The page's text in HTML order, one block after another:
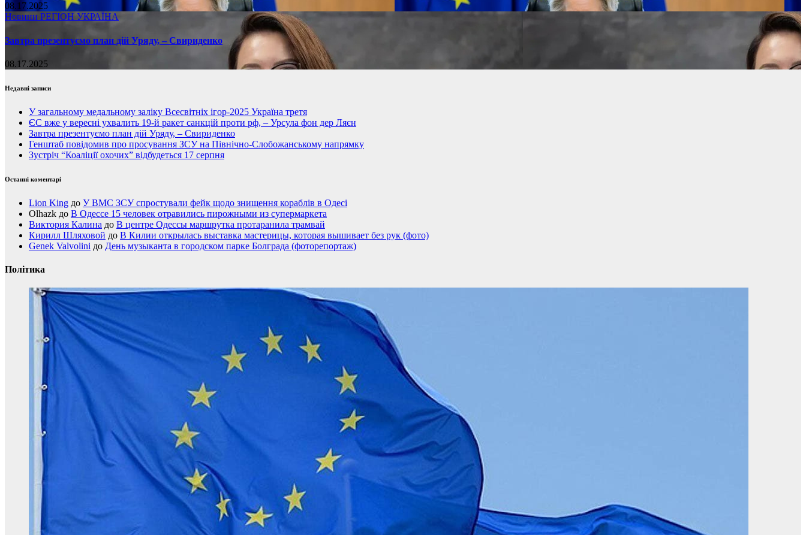
08.17.2025
Новини РЕГІОН УКРАЇНА
Завтра презентуємо план дій Уряду, – Свириденко
08.17.2025
Недавні записи
У загальному медальному заліку Всесвітніх ігор-2025 Україна третя
ЄС вже у вересні ухвалить 19-й ракет санкцій проти рф, – Урсула фон дер Ляєн
Завтра презентуємо план дій Уряду, – Свириденко
Генштаб повідомив про просування ЗСУ на Північно-Слобожанському напрямку
Зустріч “Коаліції охочих” відбудеться 17 серпня
Останні коментарі
Lion King до У ВМС ЗСУ спростували фейк щодо знищення кораблів в Одесі
Olhazk до В Одессе 15 человек отравились пирожными из супермаркета
Виктория Калина до В центре Одессы маршрутка протаранила трамвай
Кирилл Шляховой до В Килии открылась выставка мастерицы, которая вышивает без рук (фото)
Genek Valvolini до День музыканта в городском парке Болграда (фоторепортаж)
Політика